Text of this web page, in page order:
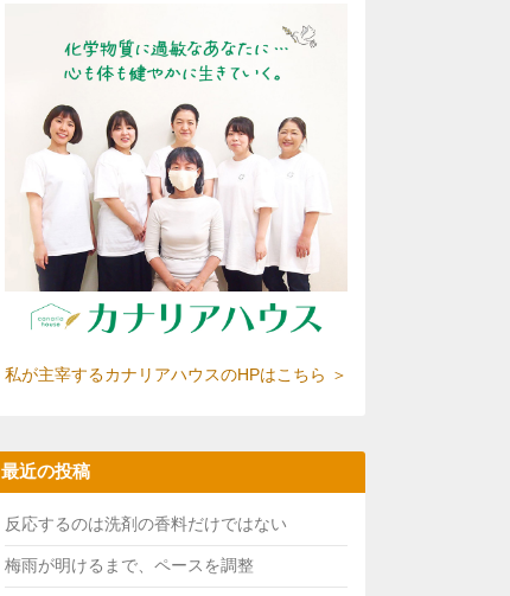
私が主宰するカナリアハウスのHPはこちら ＞
最近の投稿
反応するのは洗剤の香料だけではない
梅雨が明けるまで、ペースを調整